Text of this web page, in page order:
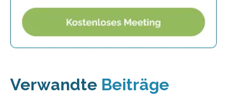
Verwandte Beiträge